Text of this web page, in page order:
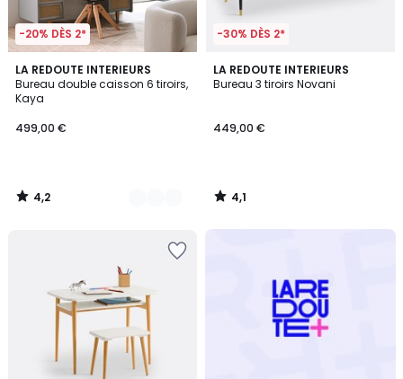
-20% DÈS 2*
LA REDOUTE INTERIEURS
Bureau double caisson 6 tiroirs,
Kaya
499,00 €
4,2
/ 5
2
Couleurs
4,2
/
-30% DÈS 2*
LA REDOUTE INTERIEURS
Bureau 3 tiroirs Novani
449,00 €
4,1
/ 5
4,1
/